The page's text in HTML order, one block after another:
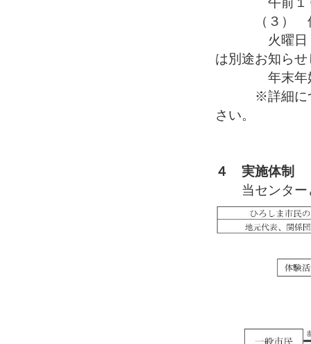
（３） 休
火曜日（火
は別途お知ら
年末年始（
※詳細につい
さい。
４ 実施体制
当センター